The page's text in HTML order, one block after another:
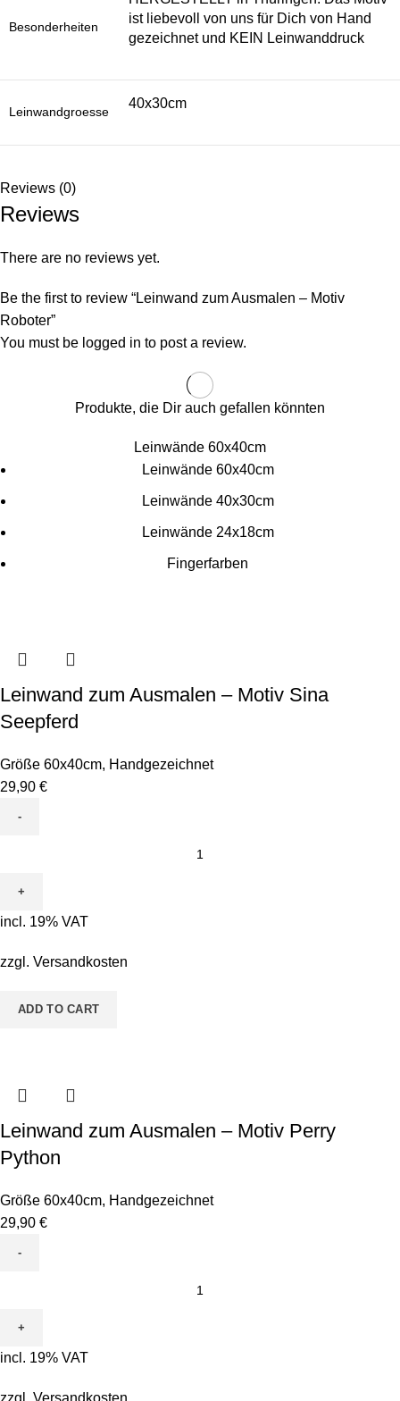
Besonderheiten
ist liebevoll von uns für Dich von Hand
gezeichnet und KEIN Leinwanddruck
Leinwandgroesse
40x30cm
Reviews (0)
Reviews
There are no reviews yet.
Be the first to review “Leinwand zum Ausmalen – Motiv
Roboter”
You must be logged in to post a review.
Produkte, die Dir auch gefallen könnten
Leinwände 60x40cm
Leinwände 60x40cm
Leinwände 40x30cm
Leinwände 24x18cm
Fingerfarben
Leinwand zum Ausmalen – Motiv Sina
Seepferd
Größe 60x40cm, Handgezeichnet
29,90 €
Ausmalen
-
Sina
quantity
incl. 19% VAT
zzgl. Versandkosten
ADD TO CART
Leinwand zum Ausmalen – Motiv Perry
Python
Größe 60x40cm, Handgezeichnet
29,90 €
Ausmalen
-
Perry
incl. 19% VAT
zzgl. Versandkosten